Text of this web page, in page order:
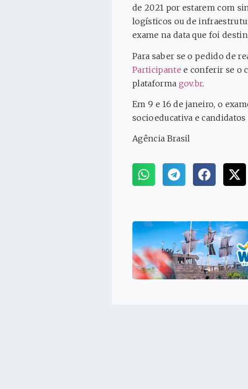
de 2021 por estarem com
logísticos ou de
exame na data que foi
Para saber se o pedido de
Participante e conferir se o
plataforma gov.br.
Em 9 e 16 de janeiro, o
socioeducativa e
Agência Brasil